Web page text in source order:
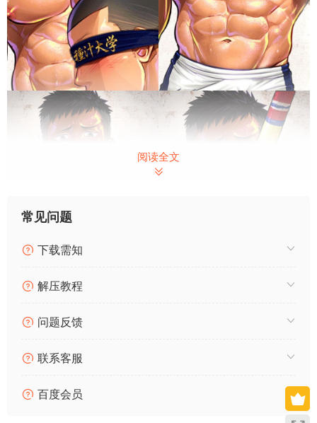
阅读全文
常见问题
下载需知
解压教程
问题反馈
联系客服
百度会员